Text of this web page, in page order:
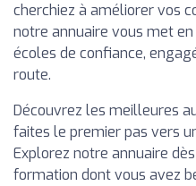
cherchiez à améliorer vos
notre annuaire vous met
écoles de confiance,
route.
Découvrez les meilleures
faites le premier pas vers
Explorez notre annuaire
formation dont vous avez